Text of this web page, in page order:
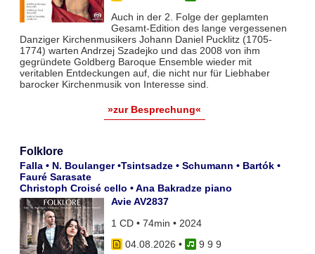
Auch in der 2. Folge der geplamten
Gesamt-Edition des lange vergessenen
Danziger Kirchenmusikers Johann Daniel Pucklitz (1705-
1774) warten Andrzej Szadejko und das 2008 von ihm
gegründete Goldberg Baroque Ensemble wieder mit
veritablen Entdeckungen auf, die nicht nur für Liebhaber
barocker Kirchenmusik von Interesse sind.
»zur Besprechung«
Folklore
Falla • N. Boulanger •Tsintsadze • Schumann • Bartók •
Fauré Sarasate
Christoph Croisé cello • Ana Bakradze piano
Avie AV2837
1 CD • 74min • 2024
04.08.2026 •
9 9 9